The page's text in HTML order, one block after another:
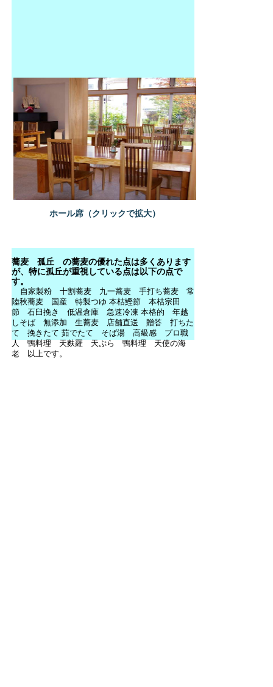
蕎麦 孤丘 の蕎麦の優れた点は多くあります
が、特に孤丘が重視している点は以下の点で
す。
自家製粉 十割蕎麦 九一蕎麦 手打ち蕎麦 常
陸秋蕎麦 国産 特製つゆ 本枯鰹節 本枯宗田
節 石臼挽き 低温倉庫 急速冷凍 本格的 年越
しそば 無添加 生蕎麦 店舗直送 贈答 打ちた
て 挽きたて 茹でたて そば湯 高級感 プロ職
人 鴨料理 天麩羅 天ぷら 鴨料理 天使の海
老 以上です。
ホール席（クリックで拡大）